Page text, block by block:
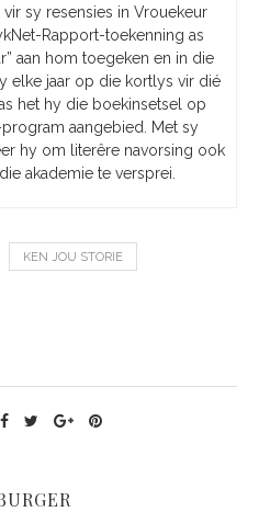
sy resensies in Vrouekeur
Rapport-toekenning as
aan hom toegeken en in die
elke jaar op die kortlys vir dié
het hy die boekinsetsel op
aangebied. Met sy
hy om literêre navorsing ook
akademie te versprei.
KEN JOU STORIE